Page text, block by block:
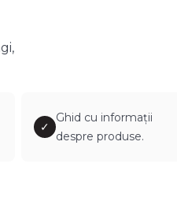
✓
Ghid cu informații
despre produse.